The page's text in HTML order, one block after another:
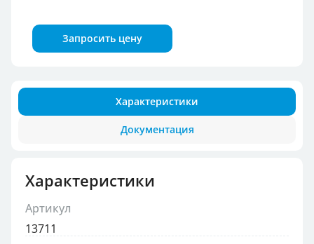
Запросить цену
Характеристики
Документация
Характеристики
Артикул
13711